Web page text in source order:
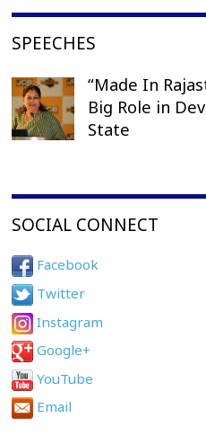
SPEECHES
“Made In
Big Role in
State
SOCIAL CONNECT
Facebook
Twitter
Instagram
Google+
YouTube
Email